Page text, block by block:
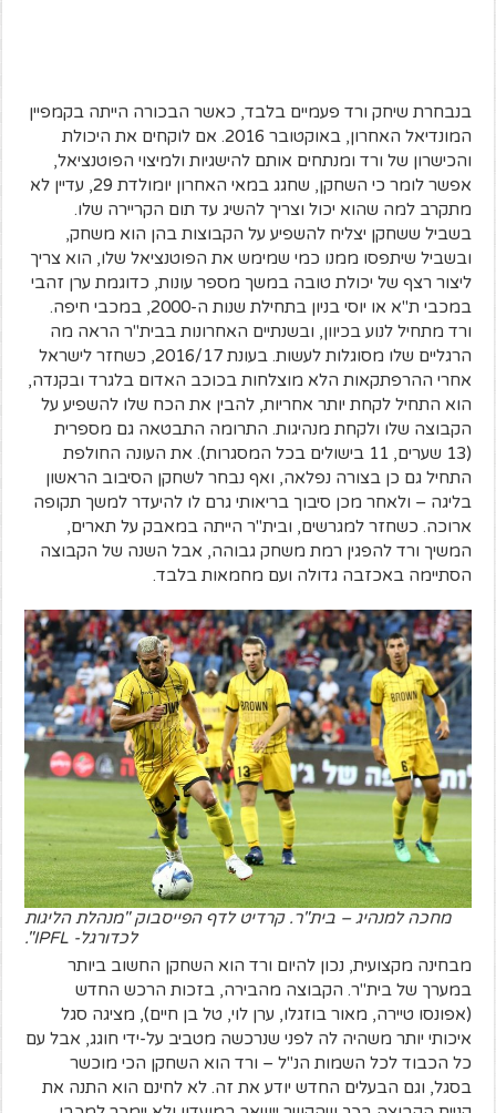
בנבחרת שיחק ורד פעמיים בלבד, כאשר הבכורה הייתה בקמפיין
המונדיאל האחרון, באוקטובר 2016. אם לוקחים את היכולת
והכישרון של ורד ומנתחים אותם להישגיות ולמיצוי הפוטנציאל,
אפשר לומר כי השחקן, שחגג במאי האחרון יומולדת 29, עדיין לא
מתקרב למה שהוא יכול וצריך להשיג עד תום הקריירה שלו.
בשביל ששחקן יצליח להשפיע על הקבוצות בהן הוא משחק,
ובשביל שיתפסו ממנו כמי שמימש את הפוטנציאל שלו, הוא צריך
ליצור רצף של יכולת טובה במשך מספר עונות, כדוגמת ערן זהבי
במכבי ת"א או יוסי בניון בתחילת שנות ה-2000, במכבי חיפה.
ורד מתחיל לנוע בכיוון, ובשנתיים האחרונות בבית"ר הראה מה
הרגליים שלו מסוגלות לעשות. בעונת 2016/17, כשחזר לישראל
אחרי ההרפתקאות הלא מוצלחות בכוכב האדום בלגרד ובקנדה,
הוא התחיל לקחת יותר אחריות, להבין את הכח שלו להשפיע על
הקבוצה שלו ולקחת מנהיגות. התרומה התבטאה גם מספרית
(13 שערים, 11 בישולים בכל המסגרות). את העונה החולפת
התחיל גם כן בצורה נפלאה, ואף נבחר לשחקן הסיבוב הראשון
בליגה – ולאחר מכן סיבוך בריאותי גרם לו להיעדר למשך תקופה
ארוכה. כשחזר למגרשים, ובית"ר הייתה במאבק על תארים,
המשיך ורד להפגין רמת משחק גבוהה, אבל השנה של הקבוצה
הסתיימה באכזבה גדולה ועם מחמאות בלבד.
מחכה למנהיג – בית"ר. קרדיט לדף הפייסבוק "מנהלת הליגות
לכדורגל- IPFL".
מבחינה מקצועית, נכון להיום ורד הוא השחקן החשוב ביותר
במערך של בית"ר. הקבוצה מהבירה, בזכות הרכש החדש
(אפונסו טיירה, מאור בוזגלו, ערן לוי, טל בן חיים), מציגה סגל
איכותי יותר משהיה לה לפני שנרכשה מטביב על-ידי חוגג, אבל עם
כל הכבוד לכל השמות הנ"ל – ורד הוא השחקן הכי מוכשר
בסגל, וגם הבעלים החדש יודע את זה. לא לחינם הוא התנה את